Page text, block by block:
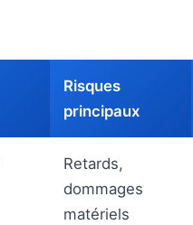
Risques
principaux
Retards,
dommages
matériels